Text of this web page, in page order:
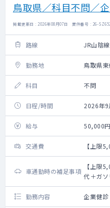
鳥取県／科目不問／
掲載更新日 : 2026年08月07日 案件番号 : 26-
路線 JR山陰線
勤務地 鳥取県
科目 不問
日程/時間 2026年
給与 50,000
交通費 【上限
車通勤時の補足事項
【上限
代＋ガ
支給あり
勤務内容
企業健診